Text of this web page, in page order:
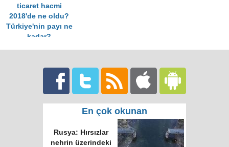
ticaret hacmi
2018'de ne oldu?
Türkiye'nin payı ne
kadar?
En çok okunan
Rusya: Hırsızlar
nehrin üzerindeki